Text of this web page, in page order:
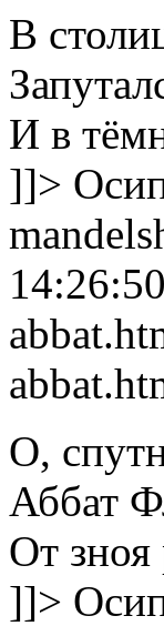
В
И в
]]>
О,
Аббат
От зноя
]]>